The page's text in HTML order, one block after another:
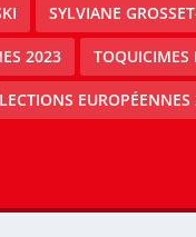
SYLVIANE
2023 TOQUICIMES